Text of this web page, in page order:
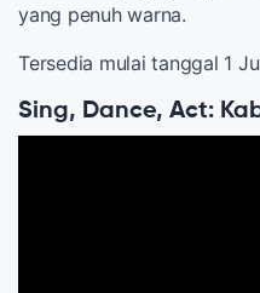
yang penuh warna.
Tersedia mulai tanggal 1
Sing, Dance, Act: